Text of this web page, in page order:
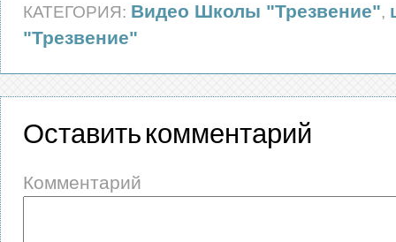
КАТЕГОРИЯ: Видео Школы "Трезвение",
"Трезвение"
Оставить комментарий
Комментарий